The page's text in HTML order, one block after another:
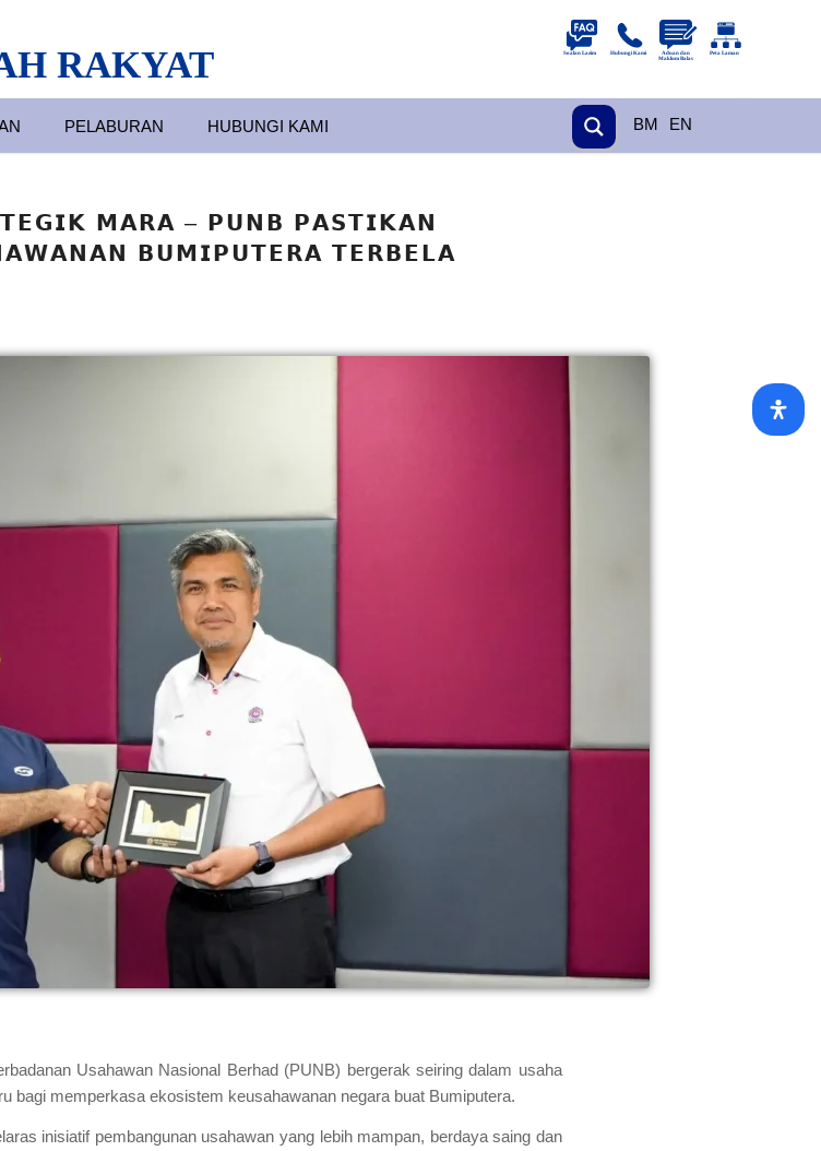
BM EN
RAKYAT
PELABURAN HUBUNGI KAMI
𝗠𝗔𝗥𝗔 – 𝗣𝗨𝗡𝗕 𝗣𝗔𝗦𝗧𝗜𝗞𝗔𝗡
𝗕𝗨𝗠𝗜𝗣𝗨𝗧𝗘𝗥𝗔 𝗧𝗘𝗥𝗕𝗘𝗟𝗔
Usahawan Nasional Berhad (PUNB) bergerak seiring dalam usaha
bagi memperkasa ekosistem keusahawanan negara buat Bumiputera.
inisiatif pembangunan usahawan yang lebih mampan, berdaya saing dan